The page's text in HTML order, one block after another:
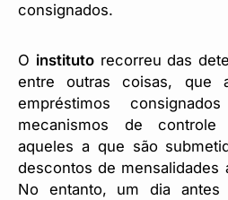
consignados.
O institutorecorreu das
entre outras coisas, que
empréstimos
mecanismos de
aqueles a que são
descontos de mensalidades
No entanto, um dia